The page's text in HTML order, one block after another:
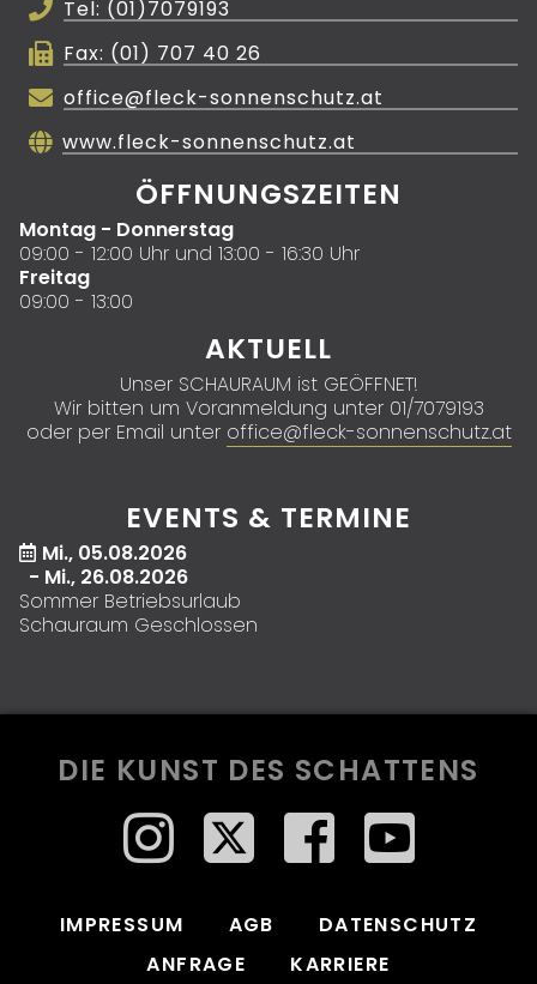
Tel: (01)7079193
Fax: (01) 707 40 26
office@fleck-sonnenschutz.at
www.fleck-sonnenschutz.at
ÖFFNUNGSZEITEN
Montag - Donnerstag
09:00 - 12:00 Uhr und 13:00 - 16:30 Uhr
Freitag
09:00 - 13:00
AKTUELL
Unser SCHAURAUM ist GEÖFFNET!
Wir bitten um Voranmeldung unter 01/7079193
oder per Email unter office@fleck-sonnenschutz.at
EVENTS & TERMINE
Mi., 05.08.2026
- Mi., 26.08.2026
Sommer Betriebsurlaub
Schauraum Geschlossen
DIE KUNST DES SCHATTENS
IMPRESSUM AGB
DATENSCHUTZ
ANFRAGE
KARRIERE